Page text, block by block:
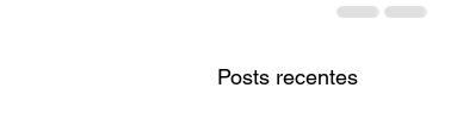
Posts recentes